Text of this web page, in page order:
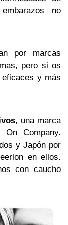
no
por marcas
pero si os
y más
, una marca
Company.
y Japón por
en ellos.
con caucho